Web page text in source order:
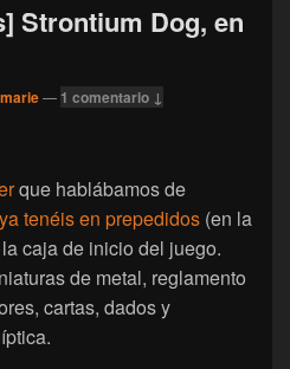
Strontium Dog, en
— 1 comentario ↓
que hablábamos de
ya tenéis en prepedidos (en la
caja de inicio del juego.
de metal, reglamento
cartas, dados y